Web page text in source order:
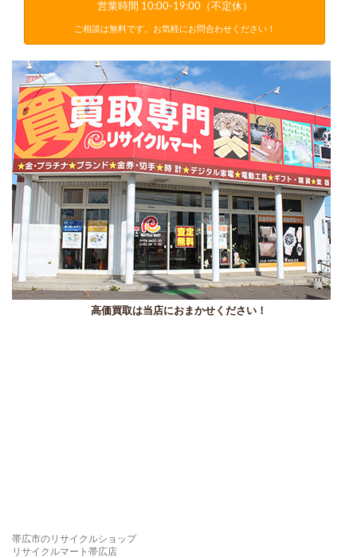
営業時間 10:00-19:00（不定休）
ご相談は無料です。お気軽にお問合わせください！
高価買取は当店におまかせください！
帯広市のリサイクルショップ
リサイクルマート帯広店